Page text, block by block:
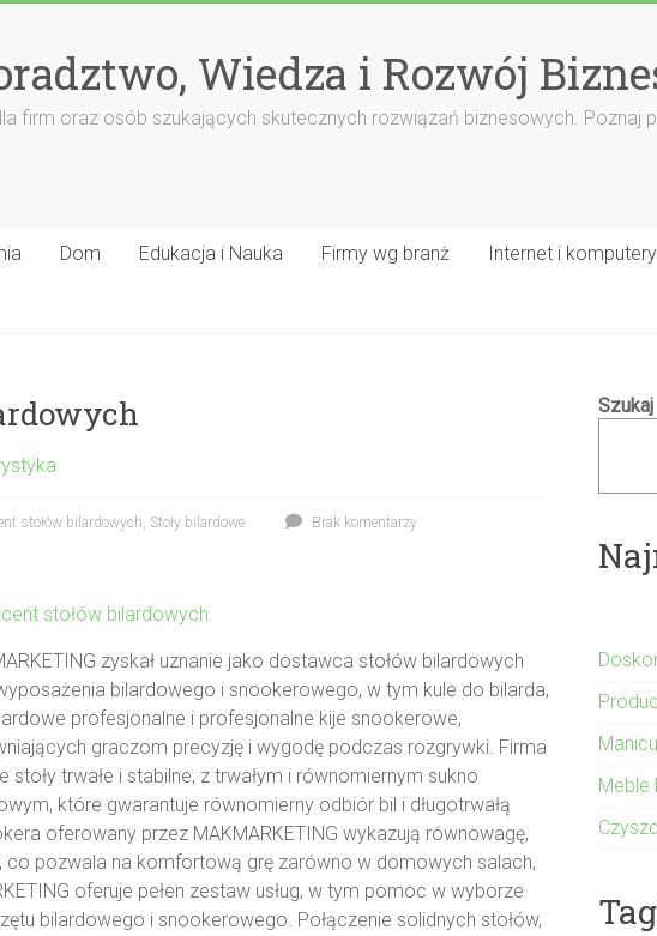
Wiedza i Rozwój
firm oraz osób szukających skutecznych rozwiązań biznesowych. Poznaj
Dom Edukacja i Nauka Firmy wg branż Internet i komputery
stołów bilardowych, Stoły bilardowe Brak komentarzy
stołów bilardowych
zyskał uznanie jako dostawca stołów bilardowych
bilardowego i snookerowego, w tym kule do bilarda,
profesjonalne i profesjonalne kije snookerowe,
graczom precyzję i wygodę podczas rozgrywki. Firma
stoły trwałe i stabilne, z trwałym i równomiernym sukno
które gwarantuje równomierny odbiór bil i długotrwałą
oferowany przez MAKMARKETING wykazują równowagę,
co pozwala na komfortową grę zarówno w domowych salach,
oferuje pełen zestaw usług, w tym pomoc w wyborze
bilardowego i snookerowego. Połączenie solidnych stołów,
Szukaj
Meble